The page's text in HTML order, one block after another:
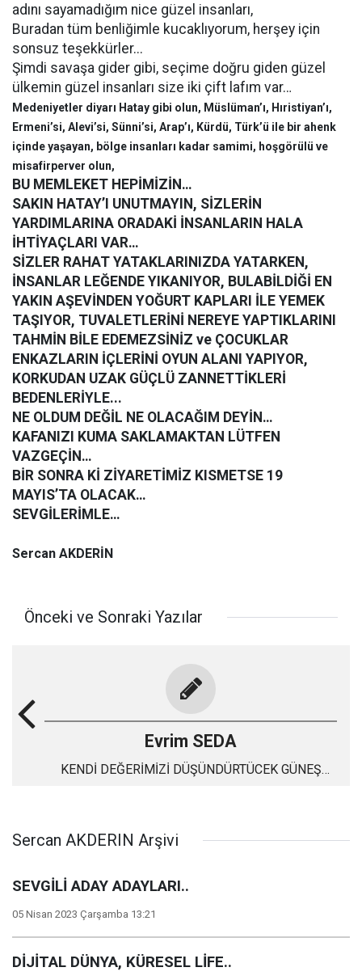
adını sayamadığım nice güzel insanları,
Buradan tüm benliğimle kucaklıyorum, herşey için
sonsuz teşekkürler...
Şimdi savaşa gider gibi, seçime doğru giden güzel
ülkemin güzel insanları size iki çift lafım var…
Medeniyetler diyarı Hatay gibi olun, Müslüman’ı, Hıristiyan’ı,
Ermeni’si, Alevi’si, Sünni’si, Arap’ı, Kürdü, Türk’ü ile bir ahenk
içinde yaşayan, bölge insanları kadar samimi, hoşgörülü ve
misafirperver olun,
BU MEMLEKET HEPİMİZİN…
SAKIN HATAY’I UNUTMAYIN, SİZLERİN
YARDIMLARINA ORADAKİ İNSANLARIN HALA
İHTİYAÇLARI VAR…
SİZLER RAHAT YATAKLARINIZDA YATARKEN,
İNSANLAR LEĞENDE YIKANIYOR, BULABİLDİĞİ EN
YAKIN AŞEVİNDEN YOĞURT KAPLARI İLE YEMEK
TAŞIYOR, TUVALETLERİNİ NEREYE YAPTIKLARINI
TAHMİN BİLE EDEMEZSİNİZ ve ÇOCUKLAR
ENKAZLARIN İÇLERİNİ OYUN ALANI YAPIYOR,
KORKUDAN UZAK GÜÇLÜ ZANNETTİKLERİ
BEDENLERİYLE...
NE OLDUM DEĞİL NE OLACAĞIM DEYİN…
KAFANIZI KUMA SAKLAMAKTAN LÜTFEN
VAZGEÇİN…
BİR SONRA Kİ ZİYARETİMİZ KISMETSE 19
MAYIS’TA OLACAK…
SEVGİLERİMLE…
Sercan AKDERİN
Önceki ve Sonraki Yazılar
Evrim SEDA
KENDİ DEĞERİMİZİ DÜŞÜNDÜRTÜCEK GÜNEŞ
Sercan AKDERIN Arşivi
SEVGİLİ ADAY ADAYLARI..
05 Nisan 2023 Çarşamba 13:21
DİJİTAL DÜNYA, KÜRESEL LİFE..